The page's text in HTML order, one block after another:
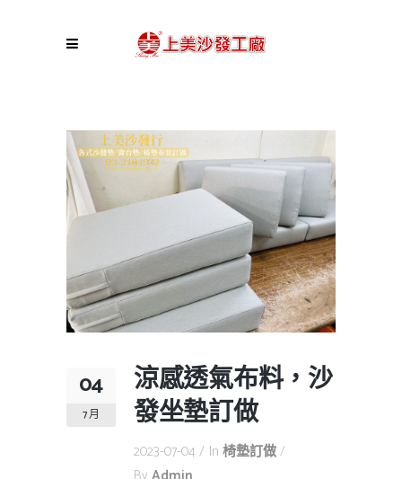
04
7 月
涼感透氣布料，沙
發坐墊訂做
2023-07-04 In 椅墊訂做